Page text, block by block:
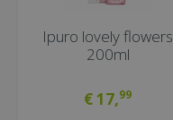
Ipuro lovely flowers
200ml
€17,99